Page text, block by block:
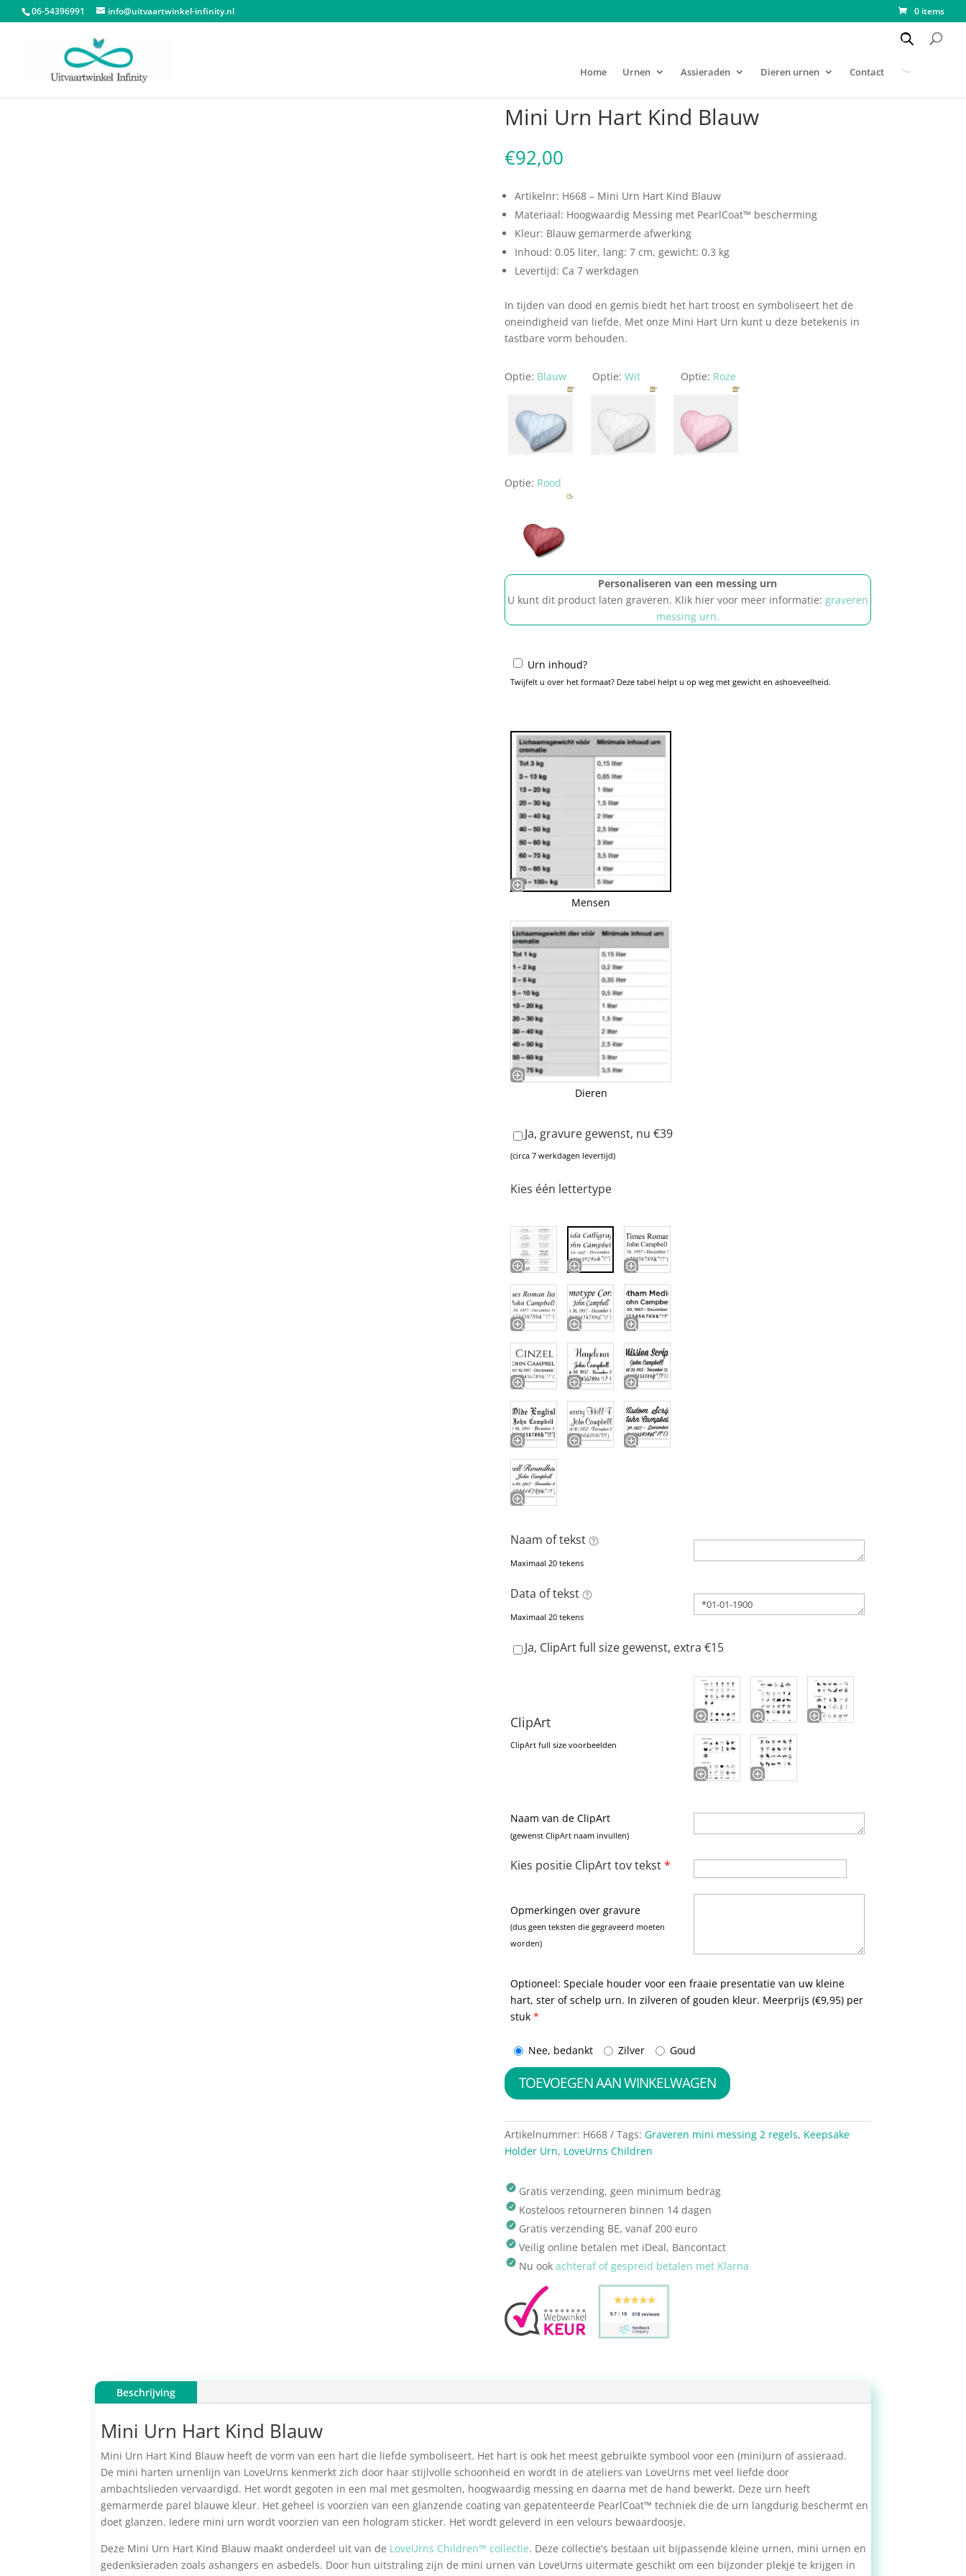
06-54396991 info@uitvaartwinkel-infinity.nl 0 items
Home Urnen Assieraden Dieren urnen Contact
Mini Urn Hart Kind Blauw
€92,00
Artikelnr: H668 – Mini Urn Hart Kind Blauw
Materiaal: Hoogwaardig Messing met PearlCoat™ bescherming
Kleur: Blauw gemarmerde afwerking
Inhoud: 0.05 liter, lang: 7 cm, gewicht: 0.3 kg
Levertijd: Ca 7 werkdagen
In tijden van dood en gemis biedt het hart troost en symboliseert het de
oneindigheid van liefde. Met onze Mini Hart Urn kunt u deze betekenis in
tastbare vorm behouden.
Optie: BlauwOptie: WitOptie: Roze
Optie: Rood
Personaliseren van een messing urn
U kunt dit product laten graveren. Klik hier voor meer informatie: graveren
messing urn.
Urn inhoud?
Twijfelt u over het formaat? Deze tabel helpt u op weg met gewicht en ashoeveelheid.
Mensen
Dieren
Ja, gravure gewenst, nu €39
(circa 7 werkdagen levertijd)
Kies één lettertype
Naam of tekst
Maximaal 20 tekens
Data of tekst
Maximaal 20 tekens
Ja, ClipArt full size gewenst, extra €15
ClipArt
ClipArt full size voorbeelden
Naam van de ClipArt
(gewenst ClipArt naam invullen)
Kies positie ClipArt tov tekst*
Opmerkingen over gravure
(dus geen teksten die gegraveerd moeten
worden)
Optioneel: Speciale houder voor een fraaie presentatie van uw kleine
hart, ster of schelp urn. In zilveren of gouden kleur. Meerprijs (€9,95) per
stuk *
Nee, bedankt Zilver Goud
TOEVOEGEN AAN WINKELWAGEN
Artikelnummer: H668 Tags: Graveren mini messing 2 regels, Keepsake
Holder Urn, LoveUrns Children
Gratis verzending, geen minimum bedrag
Kosteloos retourneren binnen 14 dagen
Gratis verzending BE, vanaf 200 euro
Veilig online betalen met iDeal, Bancontact
Nu ook achteraf of gespreid betalen met Klarna
Beschrijving
Mini Urn Hart Kind Blauw
Mini Urn Hart Kind Blauw heeft de vorm van een hart die liefde symboliseert. Het hart is ook het meest gebruikte symbool voor een (mini)urn of assieraad.
De mini harten urnenlijn van LoveUrns kenmerkt zich door haar stijlvolle schoonheid en wordt in de ateliers van LoveUrns met veel liefde door
ambachtslieden vervaardigd. Het wordt gegoten in een mal met gesmolten, hoogwaardig messing en daarna met de hand bewerkt. Deze urn heeft
gemarmerde parel blauwe kleur. Het geheel is voorzien van een glanzende coating van gepatenteerde PearlCoat™ techniek die de urn langdurig beschermt en
doet glanzen. Iedere mini urn wordt voorzien van een hologram sticker. Het wordt geleverd in een velours bewaardoosje.
Deze Mini Urn Hart Kind Blauw maakt onderdeel uit van de LoveUrns Children™ collectie. Deze collectie's bestaan uit bijpassende kleine urnen, mini urnen en
gedenksieraden zoals ashangers en asbedels. Door hun uitstraling zijn de mini urnen van LoveUrns uitermate geschikt om een bijzonder plekje te krijgen in